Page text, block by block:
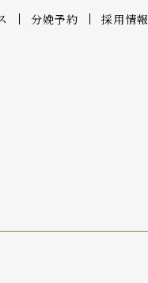
分娩予約 採用情報